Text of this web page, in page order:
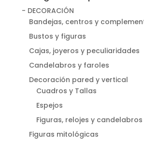
- DECORACIÓN
Bandejas, centros y
Bustos y figuras
Cajas, joyeros y peculiaridades
Candelabros y faroles
Decoración pared y vertical
Cuadros y Tallas
Espejos
Figuras, relojes y candelabros
Figuras mitológicas